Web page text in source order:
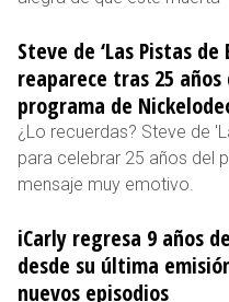
Steve de ‘Las Pistas de
reaparece tras 25 años
programa de
¿Lo recuerdas? Steve de
para celebrar 25 años del
mensaje muy emotivo.
iCarly regresa 9 años
desde su última
nuevos episodios